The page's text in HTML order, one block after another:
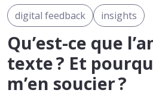
digital feedback insights
Qu’est-ce que
texte ? Et
m’en soucier ?